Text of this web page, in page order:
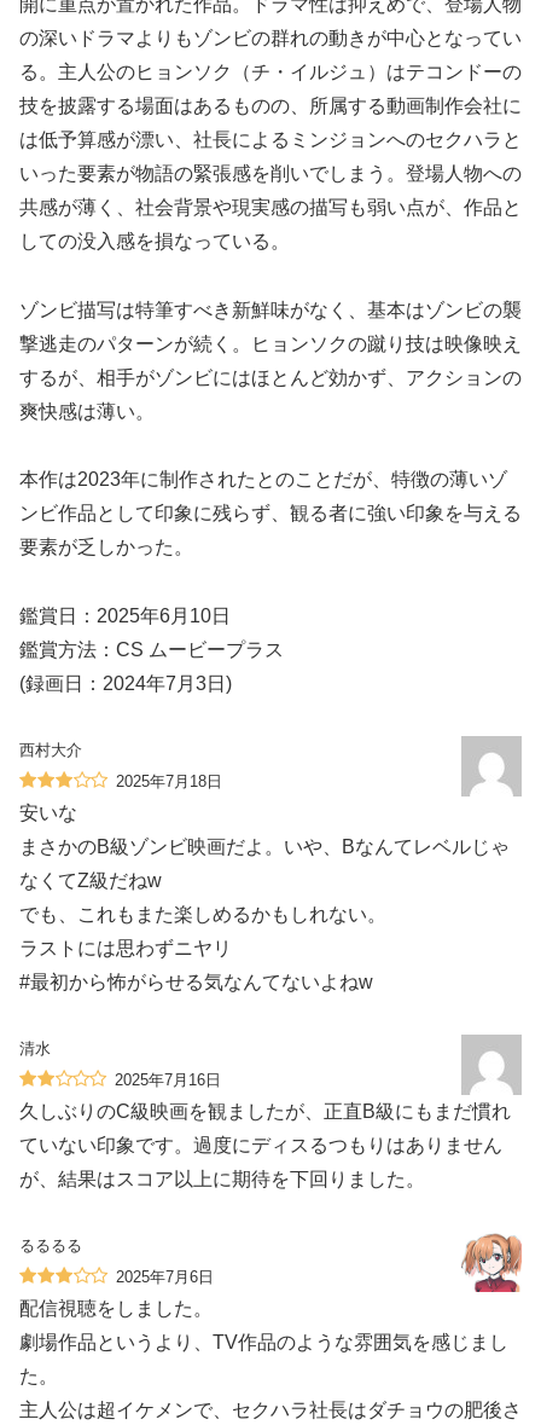
の深いドラマよりもゾンビの群れの動きが中心となってい
る。主人公のヒョンソク（チ・イルジュ）はテコンドーの
技を披露する場面はあるものの、所属する動画制作会社に
は低予算感が漂い、社長によるミンジョンへのセクハラと
いった要素が物語の緊張感を削いでしまう。登場人物への
共感が薄く、社会背景や現実感の描写も弱い点が、作品と
しての没入感を損なっている。
ゾンビ描写は特筆すべき新鮮味がなく、基本はゾンビの襲
撃逃走のパターンが続く。ヒョンソクの蹴り技は映像映え
するが、相手がゾンビにはほとんど効かず、アクションの
爽快感は薄い。
本作は2023年に制作されたとのことだが、特徴の薄いゾ
ンビ作品として印象に残らず、観る者に強い印象を与える
要素が乏しかった。
鑑賞日：2025年6月10日
鑑賞方法：CS ムービープラス
(録画日：2024年7月3日)
西村大介
2025年7月18日
安いな
まさかのB級ゾンビ映画だよ。いや、Bなんてレベルじゃ
なくてZ級だねw
でも、これもまた楽しめるかもしれない。
ラストには思わずニヤリ
#最初から怖がらせる気なんてないよねw
清水
2025年7月16日
久しぶりのC級映画を観ましたが、正直B級にもまだ慣れ
ていない印象です。過度にディスるつもりはありません
が、結果はスコア以上に期待を下回りました。
るるるる
2025年7月6日
配信視聴をしました。
劇場作品というより、TV作品のような雰囲気を感じまし
た。
主人公は超イケメンで、セクハラ社長はダチョウの肥後さ